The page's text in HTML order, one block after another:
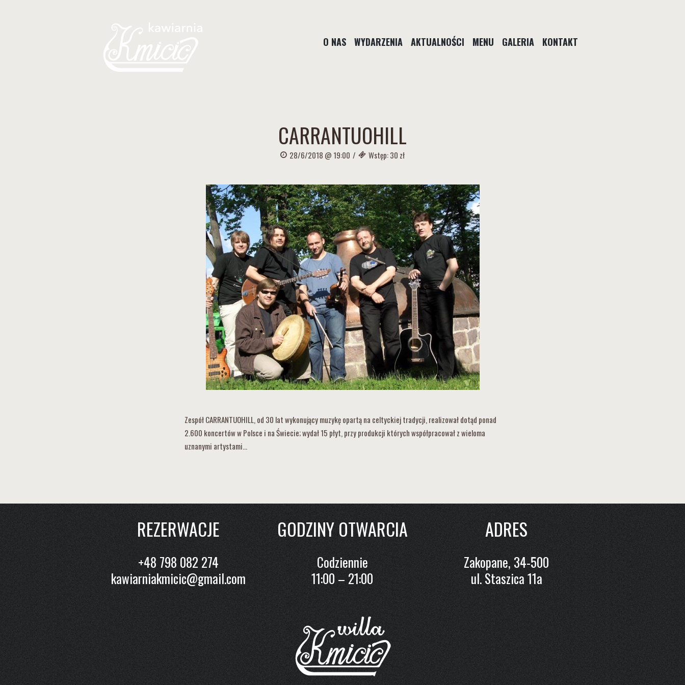
O NAS WYDARZENIA AKTUALNOŚCI MENU GALERIA KONTAKT
CARRANTUOHILL
28/6/2018 @ 19:00 / Wstęp: 30 zł
Zespół CARRANTUOHILL, od 30 lat wykonujący muzykę opartą na celtyckiej tradycji, realizował dotąd ponad
2.600 koncertów w Polsce i na Świecie; wydał 15 płyt, przy produkcji których współpracował z wieloma
uznanymi artystami…
REZERWACJE
+48 798 082 274
kawiarniakmicic@gmail.com
GODZINY OTWARCIA
Codziennie
11:00 – 21:00
ADRES
Zakopane, 34-500
ul. Staszica 11a